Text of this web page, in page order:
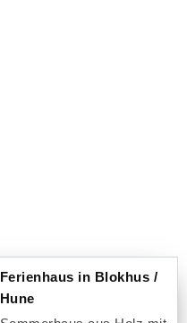
Ferienhaus in Blokhus /
Hune